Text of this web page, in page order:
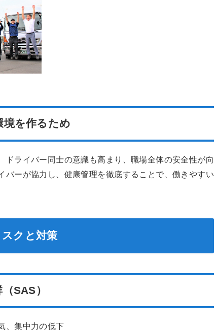
を作るため
ドライバー同士の意識も高まり、職場全体の安全性が向
バーが協力し、健康管理を徹底することで、働きやすい
クと対策
SAS）
、集中力の低下